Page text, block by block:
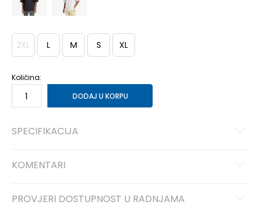
2XL L M S XL
Količina:
DODAJ U KORPU
SPECIFIKACIJA
KOMENTARI
PROVJERI DOSTUPNOST U RADNJAMA